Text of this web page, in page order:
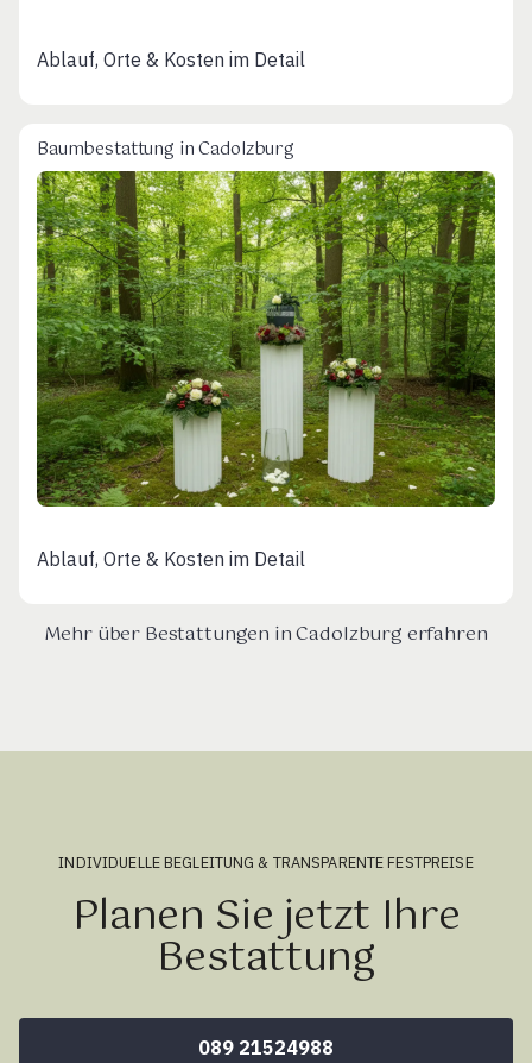
Ablauf, Orte & Kosten im Detail
Baumbestattung in Cadolzburg
Ablauf, Orte & Kosten im Detail
Mehr über Bestattungen in Cadolzburg erfahren
INDIVIDUELLE BEGLEITUNG & TRANSPARENTE FESTPREISE
Planen Sie jetzt Ihre
Bestattung
089 21524988